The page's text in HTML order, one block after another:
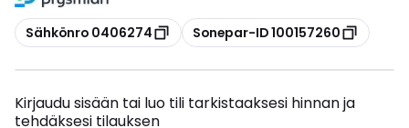
Kopioi
Sähkönro 0406274 Kopioi
Sonepar-ID 100157260
Kirjaudu sisään tai luo tili tarkistaaksesi hinnan ja
tehdäksesi tilauksen